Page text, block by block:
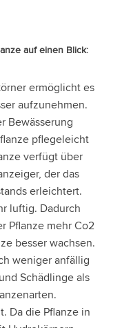
auf einen Blick:
ermöglicht es
aufzunehmen.
Bewässerung
pflegeleicht
verfügt über
der das
erleichtert.
luftig. Dadurch
Pflanze mehr Co2
besser wachsen.
weniger anfällig
Schädlinge als
Da die Pflanze in